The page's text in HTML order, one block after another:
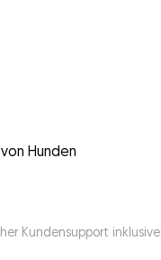
Hunden
Kundensupport inklusive